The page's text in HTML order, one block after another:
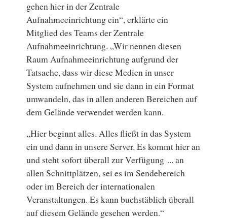
gehen hier in der Zentrale
Aufnahmeeinrichtung ein“, erklärte ein
Mitglied des Teams der Zentrale
Aufnahmeeinrichtung. „Wir nennen diesen
Raum Aufnahmeeinrichtung aufgrund der
Tatsache, dass wir diese Medien in unser
System aufnehmen und sie dann in ein Format
umwandeln, das in allen anderen Bereichen auf
dem Gelände verwendet werden kann.
„Hier beginnt alles. Alles fließt in das System
ein und dann in unsere Server. Es kommt hier an
und steht sofort überall zur Verfügung ... an
allen Schnittplätzen, sei es im Sendebereich
oder im Bereich der internationalen
Veranstaltungen. Es kann buchstäblich überall
auf diesem Gelände gesehen werden.“